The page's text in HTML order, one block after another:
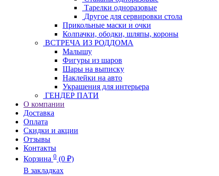
Тарелки одноразовые
Другое для сервировки стола
Прикольные маски и очки
Колпачки, ободки, шляпы, короны
ВСТРЕЧА ИЗ РОДДОМА
Малышу
Фигуры из шаров
Шары на выписку
Наклейки на авто
Украшения для интерьера
ГЕНДЕР ПАТИ
О компании
Доставка
Оплата
Скидки и акции
Отзывы
Контакты
Корзина 0 (0 ₽)
В закладках